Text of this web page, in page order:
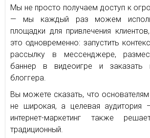
Мы не просто получаем доступ к
— мы каждый раз можем
площадки для привлечения
это одновременно: запустить
рассылку в мессенджере,
баннер в видеоигре и заказать
блоггера.
Вы можете сказать, что
не широкая, а целевая аудитория
интернет-маркетинг также
традиционный.